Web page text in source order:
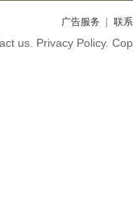
广告服务 联
us. Privacy Policy.